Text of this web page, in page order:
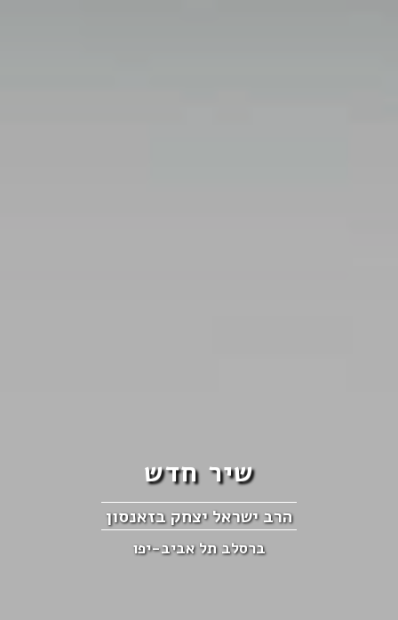
שיר חדש
הרב ישראל יצחק בזאנסון
ברסלב תל אביב-יפו